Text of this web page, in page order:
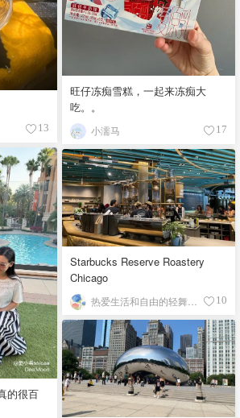
旺仔冻痴雪糕，一起来冻痴大
吃。。
小濡马 17
13
的很百
Starbucks Reserve Roastery
Chicago
10